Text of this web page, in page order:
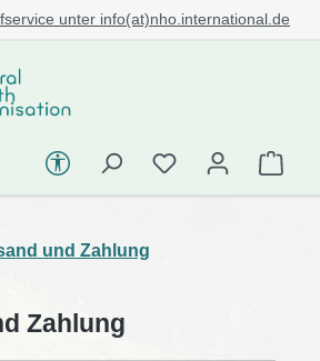
ab 100,- € in Deutschland
Werkzeugleiste
und Zahlung
Zahlung